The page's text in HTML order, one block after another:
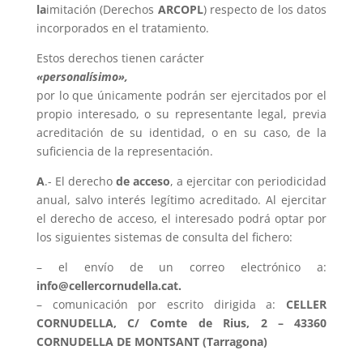
laimitación (Derechos ARCOPL) respecto de los datos
incorporados en el tratamiento.
Estos derechos tienen carácter
«personalísimo»,
por lo que únicamente podrán ser ejercitados por el
propio interesado, o su representante legal, previa
acreditación de su identidad, o en su caso, de la
suficiencia de la representación.
A.- El derechode acceso, a ejercitar con periodicidad
anual, salvo interés legítimo acreditado. Al ejercitar
el derecho de acceso, el interesado podrá optar por
los siguientes sistemas de consulta del fichero:
– el envío de un correo electrónico a:
info@cellercornudella.cat.
– comunicación por escrito dirigida a: CELLER
CORNUDELLA, C/ Comte de Rius, 2 – 43360
CORNUDELLA DE MONTSANT (Tarragona)